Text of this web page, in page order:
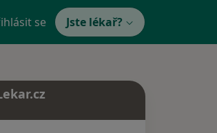
se Jste lékař?